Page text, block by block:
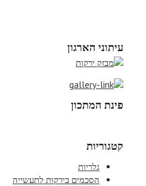
עיתוני הארגון
פינת המתכון
קטגוריות
גלריות
הסכמים בירקות לתעשייה